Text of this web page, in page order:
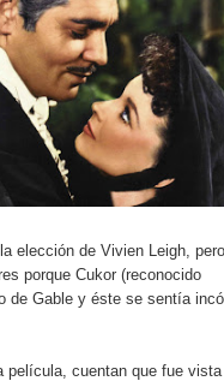
elección de Vivien Leigh,
porque Cukor (reconocido
de Gable y éste se sentía
película, cuentan que fue vista